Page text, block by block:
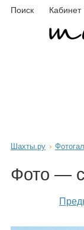
Поиск Кабинет
Шахты.ру
Фото —